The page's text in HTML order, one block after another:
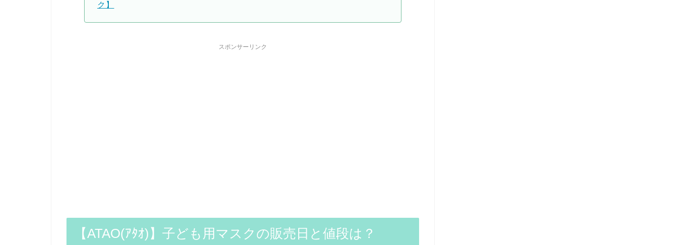
ク】
スポンサーリンク
【ATAO(ｱﾀｵ)】子ども用マスクの販売日と値段は？